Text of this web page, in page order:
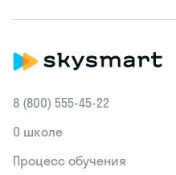
8 (800) 555‑45-22
О школе
Процесс обучения